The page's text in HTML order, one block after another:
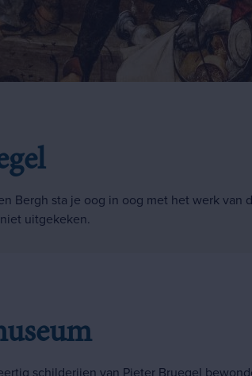
Bergh sta je oog in oog met het werk
uitgekeken.
schilderijen van Pieter Bruegel